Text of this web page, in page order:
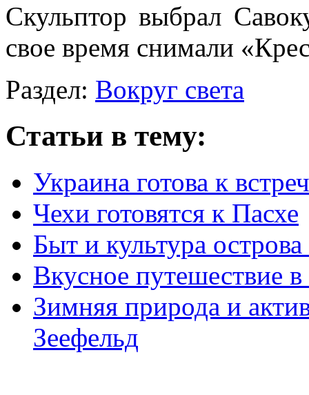
Скульптор выбрал
свое время снимали
Раздел: Вокруг света
Статьи в тему:
Украина готова к
Чехи готовятся к Пасхе
Быт и культура
Вкусное путешествие
Зимняя природа и
Зеефельд